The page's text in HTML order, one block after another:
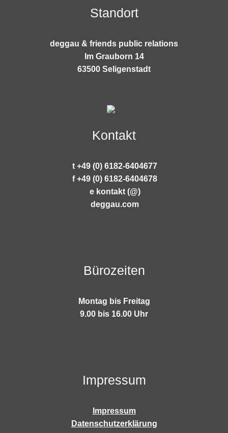
Standort
deggau & friends public relations
Im Grauborn 14
63500 Seligenstadt
Kontakt
t +49 (0) 6182-6404677
f +49 (0) 6182-6404678
e kontakt (@)
deggau.com
Bürozeiten
Montag bis Freitag
9.00 bis 16.00 Uhr
Impressum
Impressum
Datenschutzerklärung